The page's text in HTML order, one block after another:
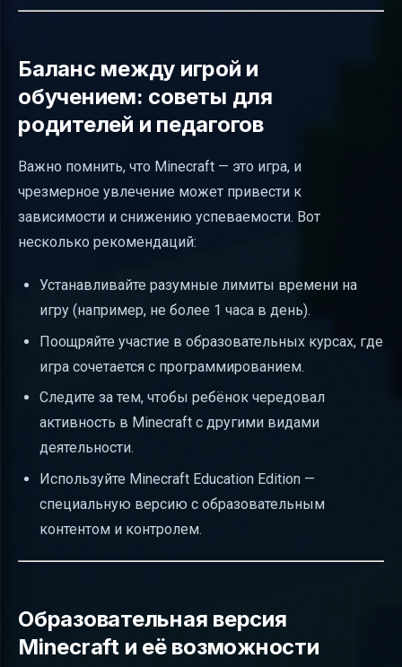
Баланс между игрой и
обучением: советы для
родителей и педагогов
Важно помнить, что Minecraft — это игра, и
чрезмерное увлечение может привести к
зависимости и снижению успеваемости. Вот
несколько рекомендаций:
Устанавливайте разумные лимиты времени на
игру (например, не более 1 часа в день).
Поощряйте участие в образовательных курсах, где
игра сочетается с программированием.
Следите за тем, чтобы ребёнок чередовал
активность в Minecraft с другими видами
деятельности.
Используйте Minecraft Education Edition —
специальную версию с образовательным
контентом и контролем.
Образовательная версия
Minecraft и её возможности